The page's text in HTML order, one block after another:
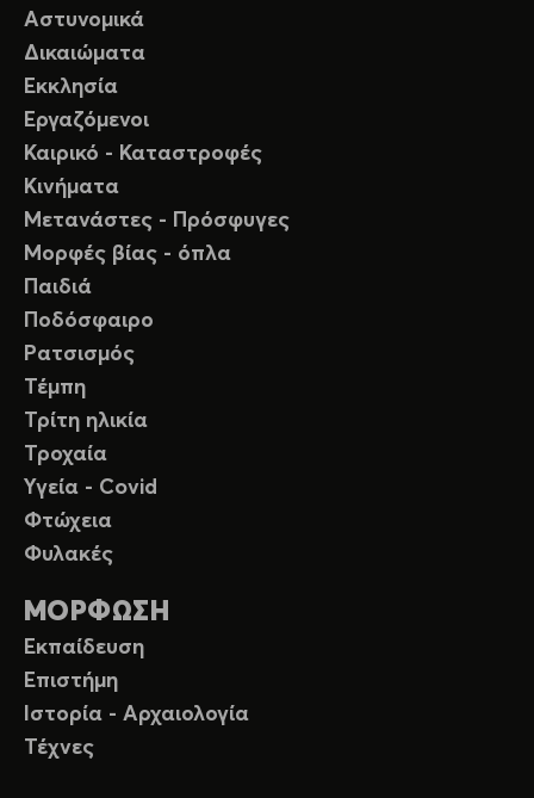
Αστυνομικά
Δικαιώματα
Εκκλησία
Εργαζόμενοι
Καιρικό - Καταστροφές
Κινήματα
Μετανάστες - Πρόσφυγες
Μορφές βίας - όπλα
Παιδιά
Ποδόσφαιρο
Ρατσισμός
Τέμπη
Τρίτη ηλικία
Τροχαία
Υγεία - Covid
Φτώχεια
Φυλακές
ΜΟΡΦΩΣΗ
Εκπαίδευση
Επιστήμη
Ιστορία - Αρχαιολογία
Τέχνες